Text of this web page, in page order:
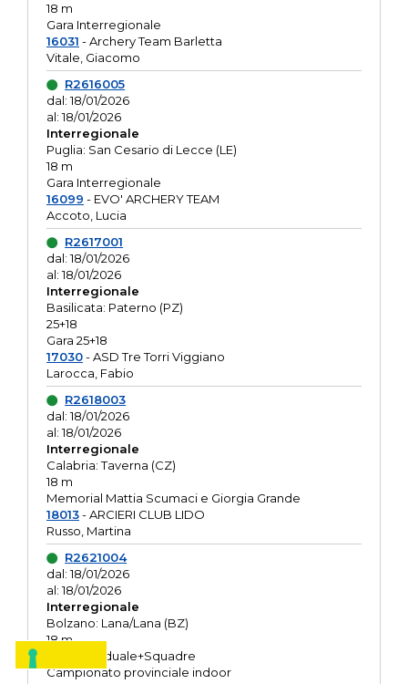
18 m
Gara Interregionale
16031 - Archery Team Barletta
Vitale, Giacomo
R2616005
dal: 18/01/2026
al: 18/01/2026
Interregionale
Puglia: San Cesario di Lecce (LE)
18 m
Gara Interregionale
16099 - EVO' ARCHERY TEAM
Accoto, Lucia
R2617001
dal: 18/01/2026
al: 18/01/2026
Interregionale
Basilicata: Paterno (PZ)
25+18
Gara 25+18
17030- ASD Tre Torri Viggiano
Larocca, Fabio
R2618003
dal: 18/01/2026
al: 18/01/2026
Interregionale
Calabria: Taverna (CZ)
18 m
Memorial Mattia Scumaci e Giorgia Grande
18013- ARCIERI CLUB LIDO
Russo, Martina
R2621004
dal: 18/01/2026
al: 18/01/2026
Interregionale
Bolzano: Lana/Lana (BZ)
18 m
O.R. Individuale+Squadre
Campionato provinciale indoor